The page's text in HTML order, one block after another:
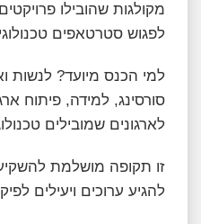
מקולגות שהובילו
לפגוש סטרטאפים
למי הכנס מיועד? לנשות
לארגונים שמובילים
זו תקופה מושלמת
להגיע ערוכים ויעילים